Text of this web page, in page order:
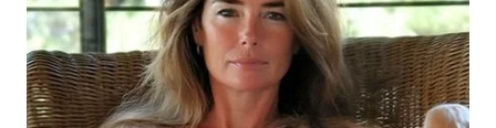
WN
TEBING
TINGGI
WN